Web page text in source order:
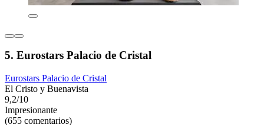
5. Eurostars Palacio de Cristal
Eurostars Palacio de Cristal
El Cristo y Buenavista
9,2/10
Impresionante
(655 comentarios)